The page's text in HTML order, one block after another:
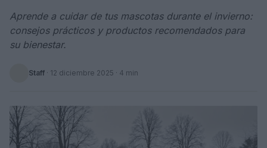
Aprende a cuidar de tus mascotas durante el invierno:
consejos prácticos y productos recomendados para
su bienestar.
Staff · 12 diciembre 2025 · 4 min